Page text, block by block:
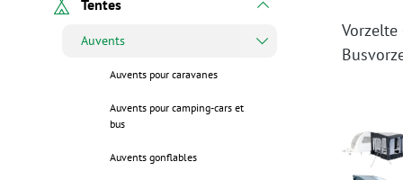
Tentes
Auvents
Auvents pour caravanes
Auvents pour camping-cars et
bus
Auvents gonflables